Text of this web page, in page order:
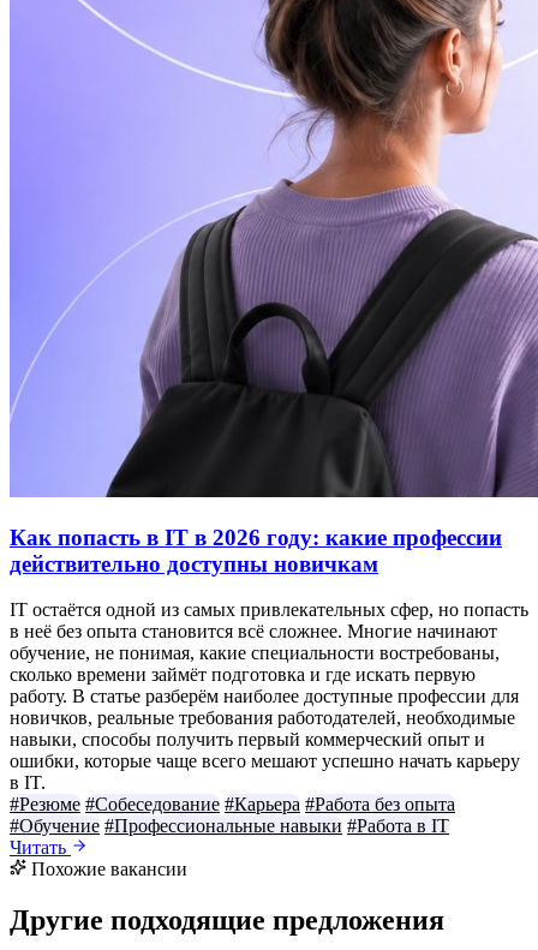
Как попасть в IT в 2026 году: какие профессии
действительно доступны новичкам
IT остаётся одной из самых привлекательных сфер, но попасть
в неё без опыта становится всё сложнее. Многие начинают
обучение, не понимая, какие специальности востребованы,
сколько времени займёт подготовка и где искать первую
работу. В статье разберём наиболее доступные профессии для
новичков, реальные требования работодателей, необходимые
навыки, способы получить первый коммерческий опыт и
ошибки, которые чаще всего мешают успешно начать карьеру
в IT.
#Резюме #Собеседование #Карьера #Работа без опыта
#Обучение #Профессиональные навыки #Работа в IT
Читать
Похожие вакансии
Другие подходящие предложения